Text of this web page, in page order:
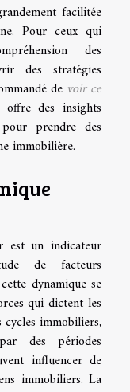
facilitée
Pour ceux qui
des
des stratégies
de voir ce
des insights
prendre des
immobilière.
est un indicateur
de facteurs
dynamique se
qui dictent les
immobiliers,
des périodes
influencer de
immobiliers. La